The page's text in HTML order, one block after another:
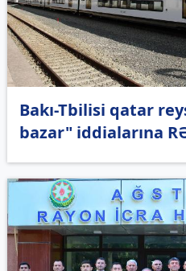
Bakı-Tbilisi qatar
bazar" iddialarına